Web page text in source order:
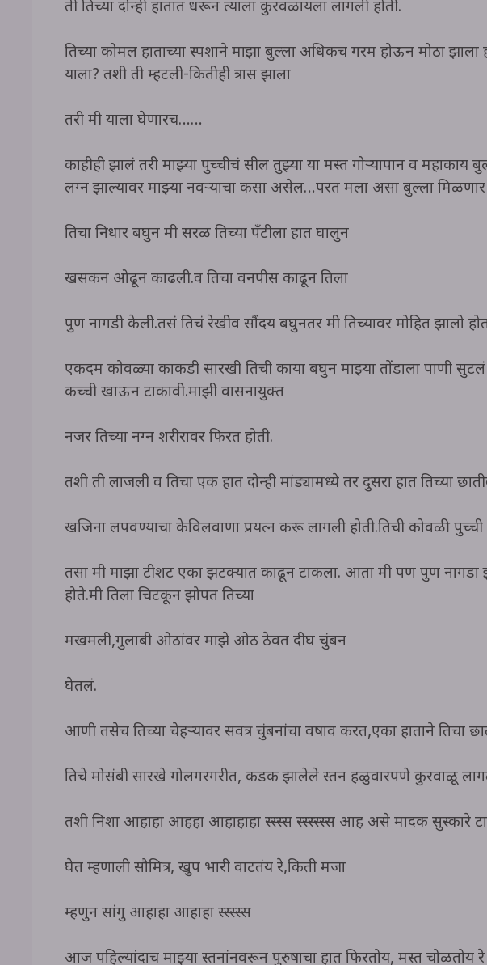
ती तिच्या दोन्ही हातात धरून त्याला कुरवळायला लागली होती.
तिच्या कोमल हाताच्या स्पर्शाने माझा बुल्ला अधिकच गरम होऊन मोठा
याला? तशी ती म्हटली-कितीही त्रास झाला
तरी मी याला घेणारच……
काहीही झालं तरी माझ्या पुच्चीचं सील तुझ्या या मस्त गोऱ्यापान व
लग्न झाल्यावर माझ्या नवऱ्याचा कसा असेल…परत मला असा बुल्ला मिळणार
तिचा निर्धार बघुन मी सरळ तिच्या पॅंटीला हात घालुन
खसकन ओढून काढली.व तिचा वनपीस काढून तिला
पुर्ण नागडी केली.तसं तिचं रेखीव सौंदर्य बघुनतर मी तिच्यावर मोहित झालो
एकदम कोवळ्या काकडी सारखी तिची काया बघुन माझ्या तोंडाला पाणी
कच्ची खाऊन टाकावी.माझी वासनायुक्त
नजर तिच्या नग्न शरीरावर फिरत होती.
तशी ती लाजली व तिचा एक हात दोन्ही मांड्यामध्ये तर दुसरा हात तिच्या
खजिना लपवण्याचा केविलवाणा प्रयत्न करू लागली होती.तिची कोवळी पुच्ची
तसा मी माझा टीशर्ट एका झटक्यात काढून टाकला. आता मी पण पुर्ण
होते.मी तिला चिटकून झोपत तिच्या
मखमली,गुलाबी ओठांवर माझे ओठ ठेवत दीर्घ चुंबन
घेतलं.
आणी तसेच तिच्या चेहऱ्यावर सर्वत्र चुंबनांचा वर्षाव करत,एका हाताने तिचा
तिचे मोसंबी सारखे गोलगरगरीत, कडक झालेले स्तन हळुवारपणे कुरवाळू
तशी निशा आहाहा आहहा आहाहाहा स्स्स्स स्स्स्स्स्स आह असे मादक सुस्कारे
घेत म्हणाली सौमित्र, खुप भारी वाटतंय रे,किती मजा
म्हणुन सांगु आहाहा आहाहा स्स्स्स्स
आज पहिल्यांदाच माझ्या स्तनांनवरून पुरुषाचा हात फिरतोय, मस्त चोळतोय रे